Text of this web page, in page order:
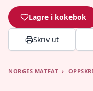
Lagre i kokebok
Skriv ut
NORGES MATFAT ›